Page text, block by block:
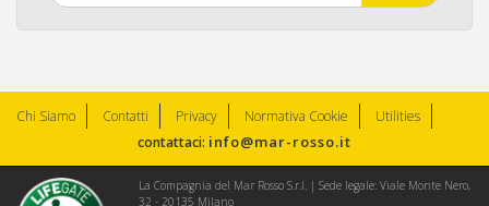
Chi Siamo Contatti Privacy Normativa Cookie
Utilities
contattaci: info@mar-rosso.it
La Compagnia del Mar Rosso S.r.l. | Sede legale: Viale Monte Nero,
32 - 20135 Milano